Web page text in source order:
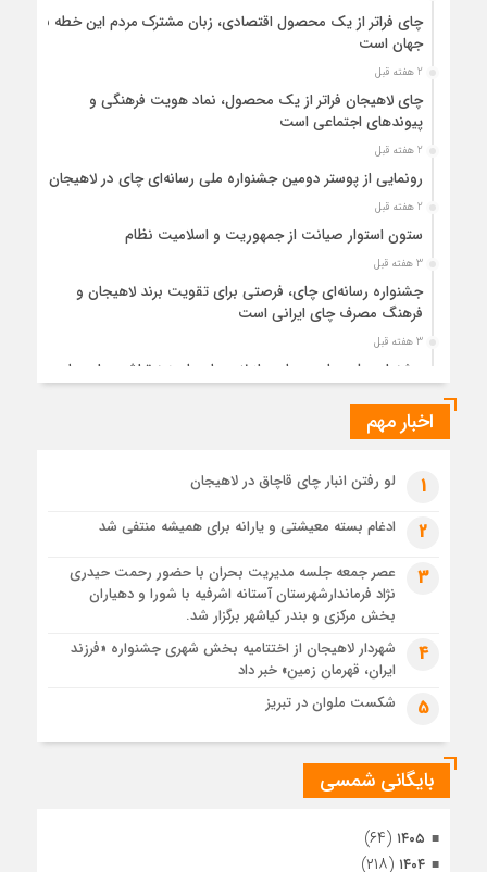
چای فراتر از یک محصول اقتصادی، زبان مشترک مردم این خطه با
جهان است
2 هفته قبل
چای لاهیجان فراتر از یک محصول، نماد هویت فرهنگی و
پیوندهای اجتماعی است
2 هفته قبل
رونمایی از پوستر دومین جشنواره ملی رسانه‌ای چای در لاهیجان
2 هفته قبل
ستون استوار صیانت از جمهوریت و اسلامیت نظام
3 هفته قبل
جشنواره رسانه‌ای چای، فرصتی برای تقویت برند لاهیجان و
فرهنگ مصرف چای ایرانی است
3 هفته قبل
جشنواره ملی چای، حمایت از لاهیجان یا هزینه‌تراشی برای چای
4 هفته قبل
4 هفته قبل
رئوف
تصاویر هوایی مراسم تشییع پیکر مطهر آقای شهید ایران – مشهد
مراسم تشییع پیکر مطهر آقای شهید ایران – مشهد
تصاویری از تراکم جمعیت حاضر در میدان ثورهالعشرین نجف
اشرف
اخبار مهم
1 لو رفتن انبار چای قاچاق در لاهیجان
2 ادغام بسته معیشتی و یارانه برای همیشه منتفی شد
3
عصر جمعه جلسه مدیریت بحران با حضور رحمت حیدری
نژاد فرماندارشهرستان آستانه اشرفیه با شورا و دهیاران
بخش مرکزی و بندر کیاشهر برگزار شد.
4
شهردار لاهیجان از اختتامیه بخش شهری جشنواره «فرزند
ایران، قهرمان زمین» خبر داد
5 شکست ملوان در تبریز
بایگانی شمسی
۱۴۰۵ (۶۴)
۱۴۰۴ (۲۱۸)